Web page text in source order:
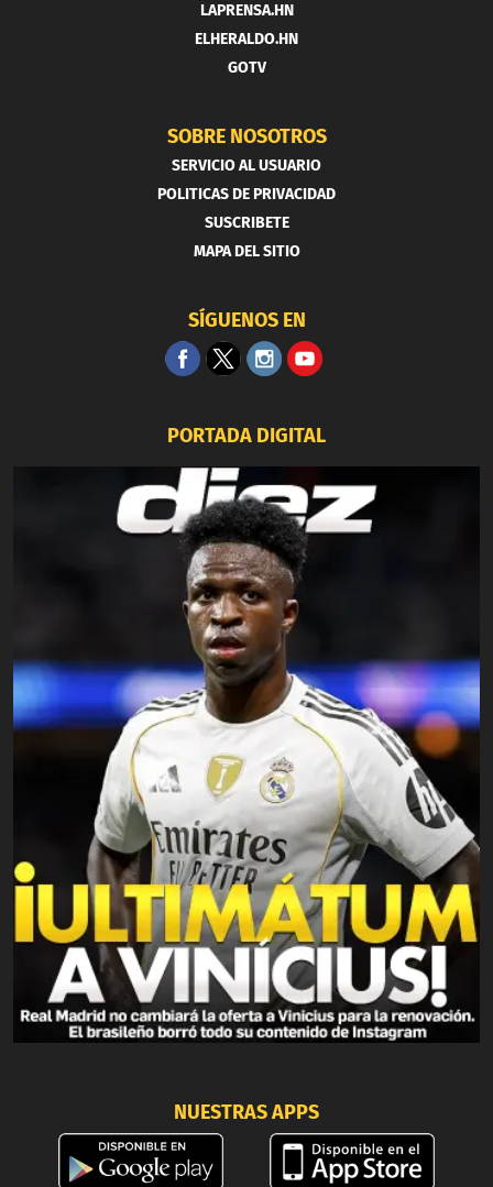
LAPRENSA.HN
ELHERALDO.HN
GOTV
SOBRE NOSOTROS
SERVICIO AL USUARIO
POLITICAS DE PRIVACIDAD
SUSCRIBETE
MAPA DEL SITIO
SÍGUENOS EN
PORTADA DIGITAL
NUESTRAS APPS